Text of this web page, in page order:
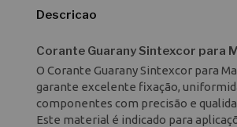
Descricao
Corante Guarany Sintexcor para
O Corante Guarany Sintexcor para
garante excelente fixação,
componentes com precisão e
Este material é indicado para